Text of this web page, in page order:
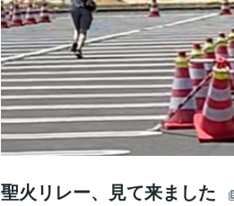
聖火リレー、見て来ました